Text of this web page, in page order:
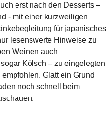
erst nach den Desserts –
- mit einer kurzweiligen
für japanisches
lesenswerte Hinweise zu
Weinen auch
Kölsch – zu eingelegten
Glatt ein Grund
noch schnell beim